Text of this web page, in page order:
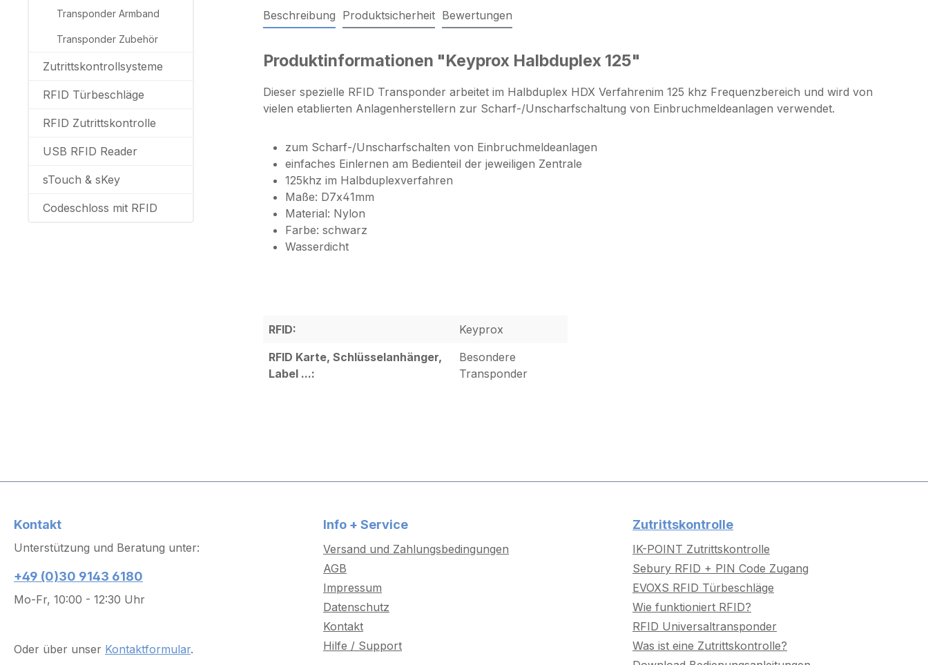
Transponder Armband
Transponder Zubehör
Zutrittskontrollsysteme
RFID Türbeschläge
RFID Zutrittskontrolle
USB RFID Reader
sTouch & sKey
Codeschloss mit RFID
Beschreibung Produktsicherheit Bewertungen
Produktinformationen "Keyprox Halbduplex 125"
Dieser spezielle RFID Transponder arbeitet im Halbduplex HDX Verfahrenim 125 khz Frequenzbereich und wird von
vielen etablierten Anlagenherstellern zur Scharf-/Unscharfschaltung von Einbruchmeldeanlagen verwendet.
zum Scharf-/Unscharfschalten von Einbruchmeldeanlagen
einfaches Einlernen am Bedienteil der jeweiligen Zentrale
125khz im Halbduplexverfahren
Maße: D7x41mm
Material: Nylon
Farbe: schwarz
Wasserdicht
RFID:
Keyprox
RFID Karte, Schlüsselanhänger,
Label ...:
Besondere
Transponder
Kontakt
Unterstützung und Beratung unter:
+49 (0)30 9143 6180
Mo-Fr, 10:00 - 12:30 Uhr
Oder über unser Kontaktformular.
Info + Service
Versand und Zahlungsbedingungen
AGB
Impressum
Datenschutz
Kontakt
Hilfe / Support
Zutrittskontrolle
IK-POINT Zutrittskontrolle
Sebury RFID + PIN Code Zugang
EVOXS RFID Türbeschläge
Wie funktioniert RFID?
RFID Universaltransponder
Was ist eine Zutrittskontrolle?